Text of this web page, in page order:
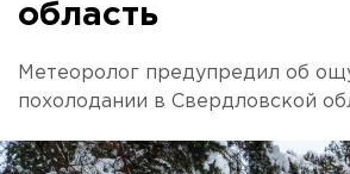
область
Метеоролог предупредил об
похолодании в Свердловской